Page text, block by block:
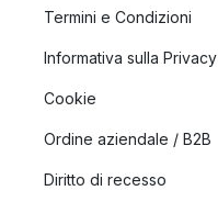
Termini e Condizioni
Informativa sulla Privacy
Cookie
Ordine aziendale / B2B
Diritto di recesso